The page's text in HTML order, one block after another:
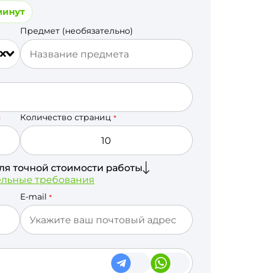
Предмет (необязательно)
Количество страниц *
точной стоимости работы
требования
E-mail *